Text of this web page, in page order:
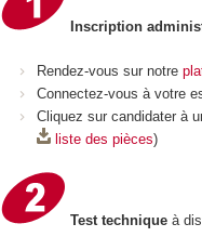
Inscription
Rendez-vous sur notre
Connectez-vous à votre
Cliquez sur candidater à
liste des pièces)
Test technique à